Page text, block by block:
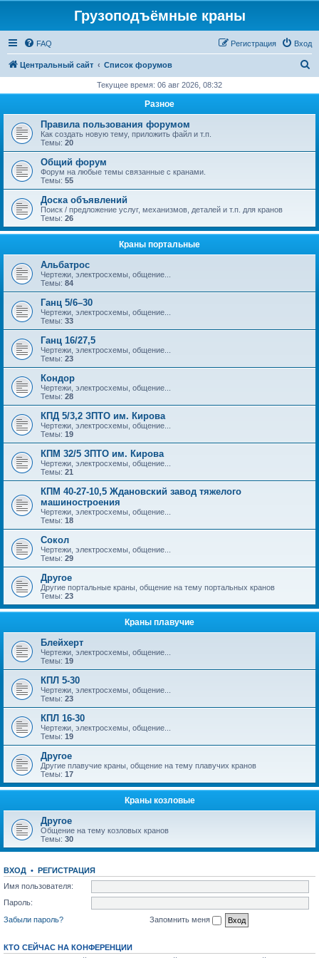
Грузоподъёмные краны
FAQ Вход
Регистрация
Центральный сайт Список форумов
с
Текущее время: 06 авг 2026, 08:32
Разное
Правила пользования форумом
Как создать новую тему, приложить файл и т.п.
Темы: 20
Общий форум
Форум на любые темы связанные с кранами.
Темы: 55
Доска объявлений
Поиск / предложение услуг, механизмов, деталей и т.п. для кранов
Темы: 26
Краны портальные
Альбатрос
Чертежи, электросхемы, общение...
Темы: 84
Ганц 5/6–30
Чертежи, электросхемы, общение...
Темы: 33
Ганц 16/27,5
Чертежи, электросхемы, общение...
Темы: 23
Кондор
Чертежи, электросхемы, общение...
Темы: 28
КПД 5/3,2 ЗПТО им. Кирова
Чертежи, электросхемы, общение...
Темы: 19
КПМ 32/5 ЗПТО им. Кирова
Чертежи, электросхемы, общение...
Темы: 21
КПМ 40-27-10,5 Ждановский завод тяжелого
машиностроения
Чертежи, электросхемы, общение...
Темы: 18
Сокол
Чертежи, электросхемы, общение...
Темы: 29
Другое
Другие портальные краны, общение на тему портальных кранов
Темы: 23
Краны плавучие
Блейхерт
Чертежи, электросхемы, общение...
Темы: 19
КПЛ 5-30
Чертежи, электросхемы, общение...
Темы: 23
КПЛ 16-30
Чертежи, электросхемы, общение...
Темы: 19
Другое
Другие плавучие краны, общение на тему плавучих кранов
Темы: 17
Краны козловые
Другое
Общение на тему козловых кранов
Темы: 30
ВХОД • РЕГИСТРАЦИЯ
Имя пользователя:
Пароль:
Забыли пароль?
Запомнить меня
КТО СЕЙЧАС НА КОНФЕРЕНЦИИ